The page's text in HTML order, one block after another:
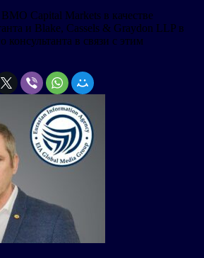
Capital Markets в качестве
и Blake, Cassels & Graydon LLP в
консультанта в связи с этим